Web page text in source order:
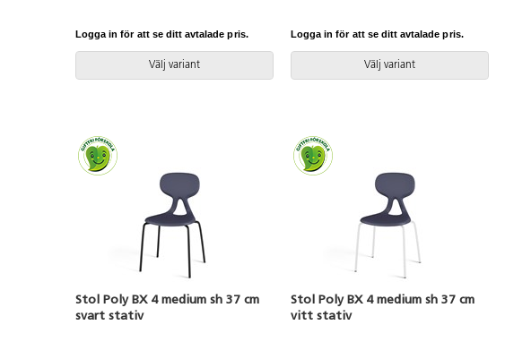
man vänder den. Lätt att rengöra.
Skal i polyuretan. Silverlackerat stativ
RAL 9006. Mått: Sitthöjd 33 cm.
Sitsbredd 38 cm. Sitsdjup 34 cm.
Logga in för att se ditt avtalade pris.
Välj variant
man vänder den. Lätt att rengöra.
Skal i polyuretan. Svartlackerat stativ
RAL 9005. Mått: Sitthöjd 45 cm.
Sitsbredd 44 cm. Sitsdjup 40 cm.
Logga in för att se ditt avtalade pris.
Välj variant
Stol Poly BX 4 medium sh 37 cm
svart stativ
Stol Poly BX 4 medium sh 37 cm
vitt stativ